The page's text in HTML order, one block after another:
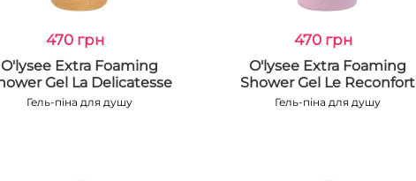
470 грн
O'lysee Extra Foaming
Gel La Delicatesse
Гель-піна для душу
470 грн
O'lysee Extra Foaming
Shower Gel Le Reconfort
Гель-піна для душу